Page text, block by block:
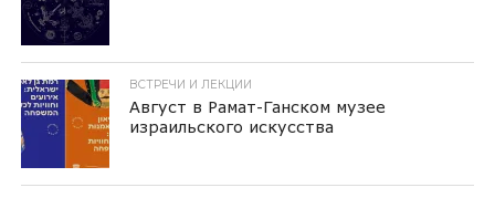
ВСТРЕЧИ И ЛЕКЦИИ
Август в Рамат-Ганском музее
израильского искусства